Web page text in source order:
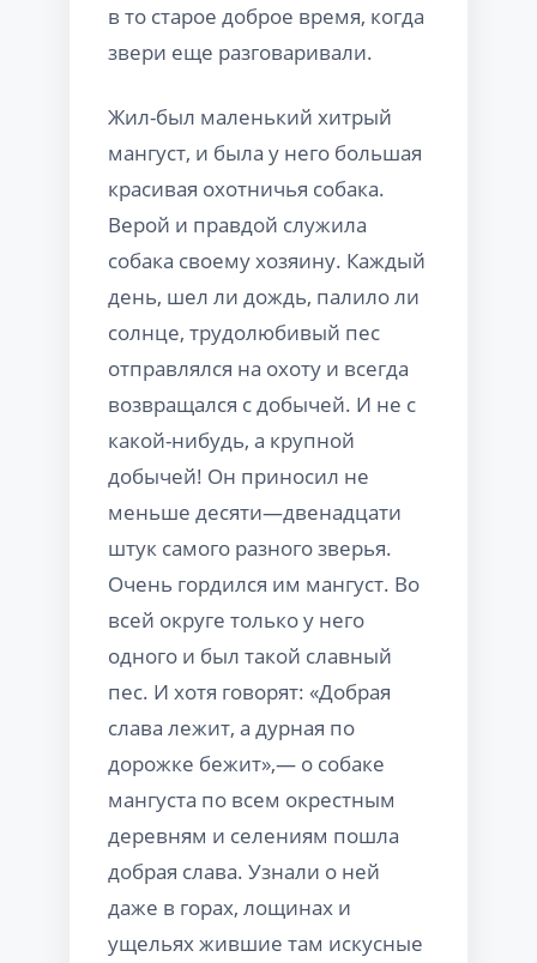
в то старое доброе время, когда
звери еще разговаривали.
Жил-был маленький хитрый
мангуст, и была у него большая
красивая охотничья собака.
Верой и правдой служила
собака своему хозяину. Каждый
день, шел ли дождь, палило ли
солнце, трудолюбивый пес
отправлялся на охоту и всегда
возвращался с добычей. И не с
какой-нибудь, а крупной
добычей! Он приносил не
меньше десяти—двенадцати
штук самого разного зверья.
Очень гордился им мангуст. Во
всей округе только у него
одного и был такой славный
пес. И хотя говорят: «Добрая
слава лежит, а дурная по
дорожке бежит»,— о собаке
мангуста по всем окрестным
деревням и селениям пошла
добрая слава. Узнали о ней
даже в горах, лощинах и
ущельях жившие там искусные